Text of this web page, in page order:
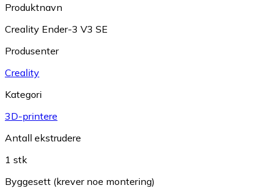
Produktnavn
Creality Ender-3 V3 SE
Produsenter
Creality
Kategori
3D-printere
Antall ekstrudere
1 stk
Byggesett (krever noe montering)